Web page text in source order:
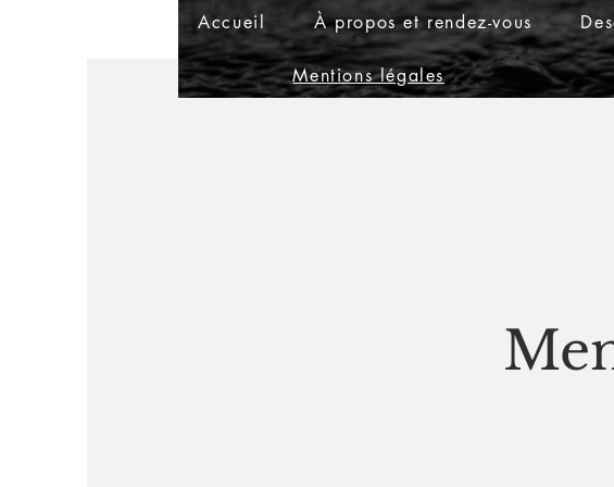
Accueil À propos et rendez-vous
Mentions légales